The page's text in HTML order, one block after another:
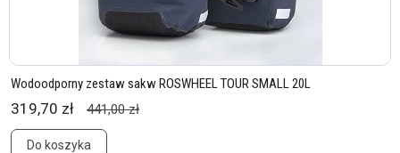
Wodoodporny zestaw sakw ROSWHEEL TOUR SMALL 20L
319,70 zł 441,00 zł
Do koszyka